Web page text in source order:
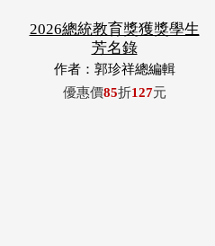
2026總統教育獎獲獎學生
芳名錄
作者：郭珍祥總編輯
優惠價85折127元